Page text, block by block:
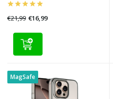
€21,99 €16,99
MagSafe